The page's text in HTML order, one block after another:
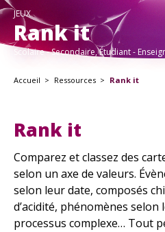
Nous contacter
À votre disposition
Formations
Kits pédagogiques
Tous les événements
À
JEUX
Rank it
Scolaire - Secondaire, Étudiant -
Accueil Ressources Rank it
Rank it
Comparez et classez des
selon un axe de valeurs.
selon leur date, composés
d’acidité, phénomènes selon
processus complexe… Tout